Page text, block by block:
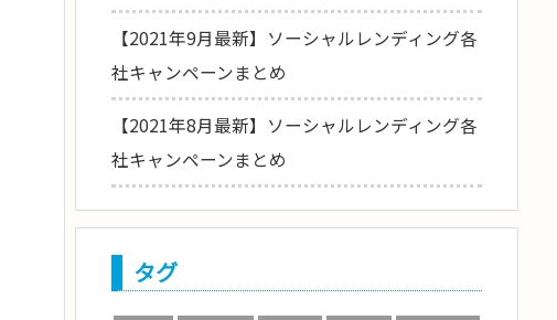
【2021年9月最新】ソーシャルレンディング各
社キャンペーンまとめ
【2021年8月最新】ソーシャルレンディング各
社キャンペーンまとめ
タグ